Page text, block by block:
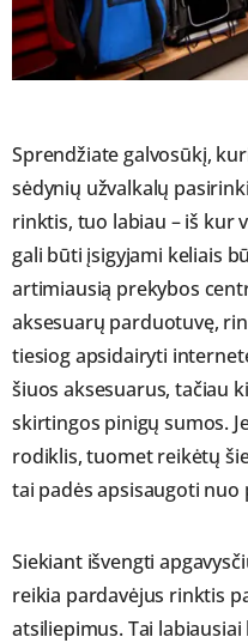
Sprendžiate galvosūkį,
sėdynių užvalkalų
rinktis, tuo labiau – iš kur
gali būti įsigyjami keliais
artimiausią prekybos
aksesuarų parduotuvę,
tiesiog apsidairyti
šiuos aksesuarus, tačiau
skirtingos pinigų sumos.
rodiklis, tuomet reikėtų
tai padės apsisaugoti nuo
Siekiant išvengti
reikia pardavėjus rinktis
atsiliepimus. Tai